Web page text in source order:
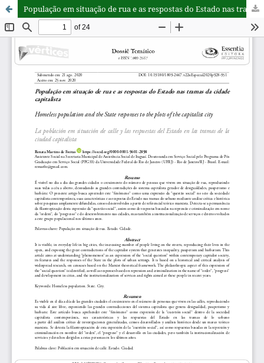
População em situação de rua e as respostas do Estado nas tramas da cidade capitalista